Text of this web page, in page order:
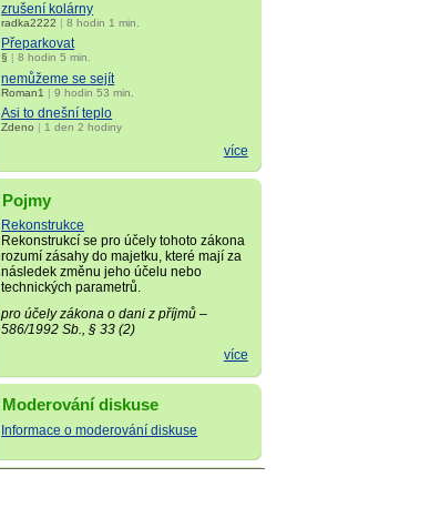
zrušení kolárny
radka2222 |8 hodin 1 min.
Přeparkovat
§ |8 hodin 5 min.
nemůžeme se sejít
Roman1 |9 hodin 53 min.
Asi to dnešní teplo
Zdeno | 1 den 2 hodiny
více
Pojmy
Rekonstrukce
Rekonstrukcí se pro účely tohoto zákona
rozumí zásahy do majetku, které mají za
následek změnu jeho účelu nebo
technických parametrů.
pro účely zákona o dani z příjmů –
586/1992 Sb., § 33 (2)
více
Moderování diskuse
Informace o moderování diskuse